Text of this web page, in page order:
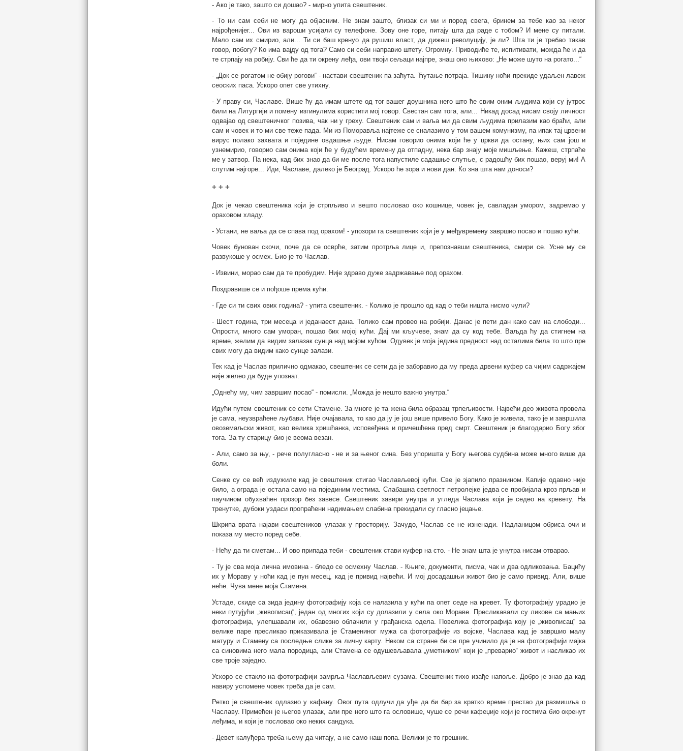
- Ако је тако, зашто си дошао? - мирно упита свештеник.
- То ни сам себи не могу да објасним. Не знам зашто, близак си ми и поред свега, бринем за тебе као за неког
најрођенијег... Ови из вароши усијали су телефоне. Зову оне горе, питају шта да раде с тобом? И мене су питали.
Мало сам их смирио, али... Ти си баш кренуо да рушиш власт, да дижеш револуцију, је ли? Шта ти је требао такав
говор, побогу? Ко има вајду од тога? Само си себи направио штету. Огромну. Приводиће те, испитивати, можда ће и да
те стрпају на робију. Сви ће да ти окрену леђа, ови твоји сељаци најпре, знаш оно њихово: „Не може шуто на рогато...“
- „Док се рогатом не обију рогови“ - настави свештеник па заћута. Ћутање потраја. Тишину ноћи прекиде удаљен лавеж
сеоских паса. Ускоро опет све утихну.
- У праву си, Чаславе. Више ћу да имам штете од тог вашег доушника него што ће свим оним људима који су јутрос
били на Литургији и помену изгинулима користити мој говор. Свестан сам тога, али... Никад досад нисам своју личност
одвајао од свештеничког позива, чак ни у греху. Свештеник сам и ваља ми да свим људима прилазим као браћи, али
сам и човек и то ми све теже пада. Ми из Поморавља најтеже се сналазимо у том вашем комунизму, па ипак тај црвени
вирус полако захвата и поједине овдашње људе. Нисам говорио онима који ће у цркви да остану, њих сам још и
узнемирио, говорио сам онима који ће у будућем времену да отпадну, нека бар знају моје мишљење. Кажеш, стрпаће
ме у затвор. Па нека, кад бих знао да би ме после тога напустиле садашње слутње, с радошћу бих пошао, веруј ми! А
слутим најгоре... Иди, Чаславе, далеко је Београд. Ускоро ће зора и нови дан. Ко зна шта нам доноси?
+ + +
Док је чекао свештеника који је стрпљиво и вешто пословао око кошнице, човек је, савладан умором, задремао у
ораховом хладу.
- Устани, не ваља да се спава под орахом! - упозори га свештеник који је у међувремену завршио посао и пошао кући.
Човек бунован скочи, поче да се осврће, затим протрља лице и, препознавши свештеника, смири се. Усне му се
развукоше у осмех. Био је то Часлав.
- Извини, морао сам да те пробудим. Није здраво дуже задржавање под орахом.
Поздравише се и пођоше према кући.
- Где си ти свих ових година? - упита свештеник. - Колико је прошло од кад о теби ништа нисмо чули?
- Шест година, три месеца и једанаест дана. Толико сам провео на робији. Данас је пети дан како сам на слободи...
Опрости, много сам уморан, пошао бих мојој кући. Дај ми кључеве, знам да су код тебе. Ваљда ћу да стигнем на
време, желим да видим залазак сунца над мојом кућом. Одувек је моја једина предност над осталима била то што пре
свих могу да видим како сунце залази.
Тек кад је Часлав прилично одмакао, свештеник се сети да је заборавио да му преда дрвени куфер са чијим садржајем
није желео да буде упознат.
„Однећу му, чим завршим посао“ - помисли. „Можда је нешто важно унутра.“
Идући путем свештеник се сети Стамене. За многе је та жена била образац трпељивости. Највећи део живота провела
је сама, неузвраћене љубави. Није очајавала, то као да ју је још више привело Богу. Како је живела, тако је и завршила
овоземаљски живот, као велика хришћанка, исповеђена и причешћена пред смрт. Свештеник је благодарио Богу због
тога. За ту старицу био је веома везан.
- Али, само за њу, - рече полугласно - не и за њеног сина. Без упоришта у Богу његова судбина може много више да
боли.
Сенке су се већ издужиле кад је свештеник стигао Часлављевој кући. Све је зјапило празнином. Капије одавно није
било, а ограда је остала само на појединим местима. Слабашна светлост петролејке једва се пробијала кроз прљав и
паучином обухваћен прозор без завесе. Свештеник завири унутра и угледа Часлава који је седео на кревету. На
тренутке, дубоки уздаси пропраћени надимањем слабина прекидали су гласно јецање.
Шкрипа врата најави свештеников улазак у просторију. Зачудо, Часлав се не изненади. Надланицом обриса очи и
показа му место поред себе.
- Нећу да ти сметам... И ово припада теби - свештеник стави куфер на сто. - Не знам шта је унутра нисам отварао.
- Ту је сва моја лична имовина - бледо се осмехну Часлав. - Књиге, документи, писма, чак и два одликовања. Бацићу
их у Мораву у ноћи кад је пун месец, кад је привид највећи. И мој досадашњи живот био је само привид. Али, више
неће. Чува мене моја Стамена.
Устаде, скиде са зида једину фотографију која се налазила у кући па опет седе на кревет. Ту фотографију урадио је
неки путујући „живописац“, један од многих који су долазили у села око Мораве. Пресликавали су ликове са мањих
фотографија, улепшавали их, обавезно облачили у грађанска одела. Повелика фотографија коју је „живописац“ за
велике паре пресликао приказивала је Стамениног мужа са фотографије из војске, Часлава кад је завршио малу
матуру и Стамену са последње слике за личну карту. Неком са стране би се пре учинило да је на фотографији мајка
са синовима него мала породица, али Стамена се одушевљавала „уметником“ који је „преварио“ живот и насликао их
све троје заједно.
Ускоро се стакло на фотографији замрља Часлављевим сузама. Свештеник тихо изађе напоље. Добро је знао да кад
навиру успомене човек треба да је сам.
Ретко је свештеник одлазио у кафану. Овог пута одлучи да уђе да би бар за кратко време престао да размишља о
Чаславу. Примећен је његов улазак, али пре него што га ословише, чуше се речи кафеџије који је гостима био окренут
леђима, и који је пословао око неких сандука.
- Девет калуђера треба њему да читају, а не само наш попа. Велики је то грешник.